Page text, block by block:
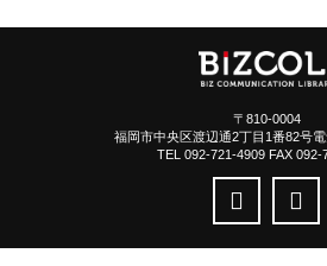
〒810-0004
福岡市中央区渡辺通2丁目1番82号
TEL 092-721-4909 FAX 092-